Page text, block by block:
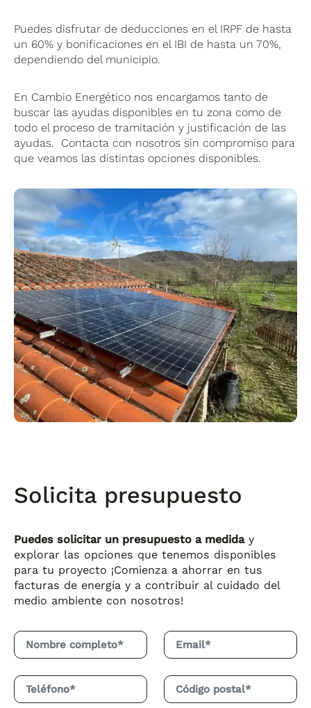
Puedes disfrutar de deducciones en el IRPF de hasta
un 60% y bonificaciones en el IBI de hasta un 70%,
dependiendo del municipio.
En Cambio Energético nos encargamos tanto de
buscar las ayudas disponibles en tu zona como de
todo el proceso de tramitación y justificación de las
ayudas. Contacta con nosotros sin compromiso para
que veamos las distintas opciones disponibles.
Solicita presupuesto
Puedes solicitar un presupuesto a mediday
explorar las opciones que tenemos disponibles
para tu proyecto ¡Comienza a ahorrar en tus
facturas de energía y a contribuir al cuidado del
medio ambiente con nosotros!